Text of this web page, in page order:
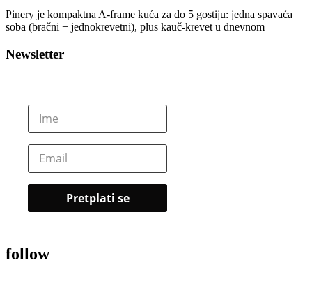
Pinery je kompaktna A-frame kuća za do 5 gostiju: jedna spavaća
soba (bračni + jednokrevetni), plus kauč-krevet u dnevnom
Newsletter
follow